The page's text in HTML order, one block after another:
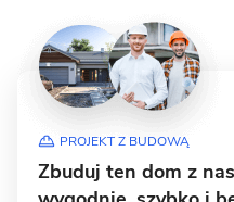
PROJEKT Z BUDOWĄ
Zbuduj ten dom z